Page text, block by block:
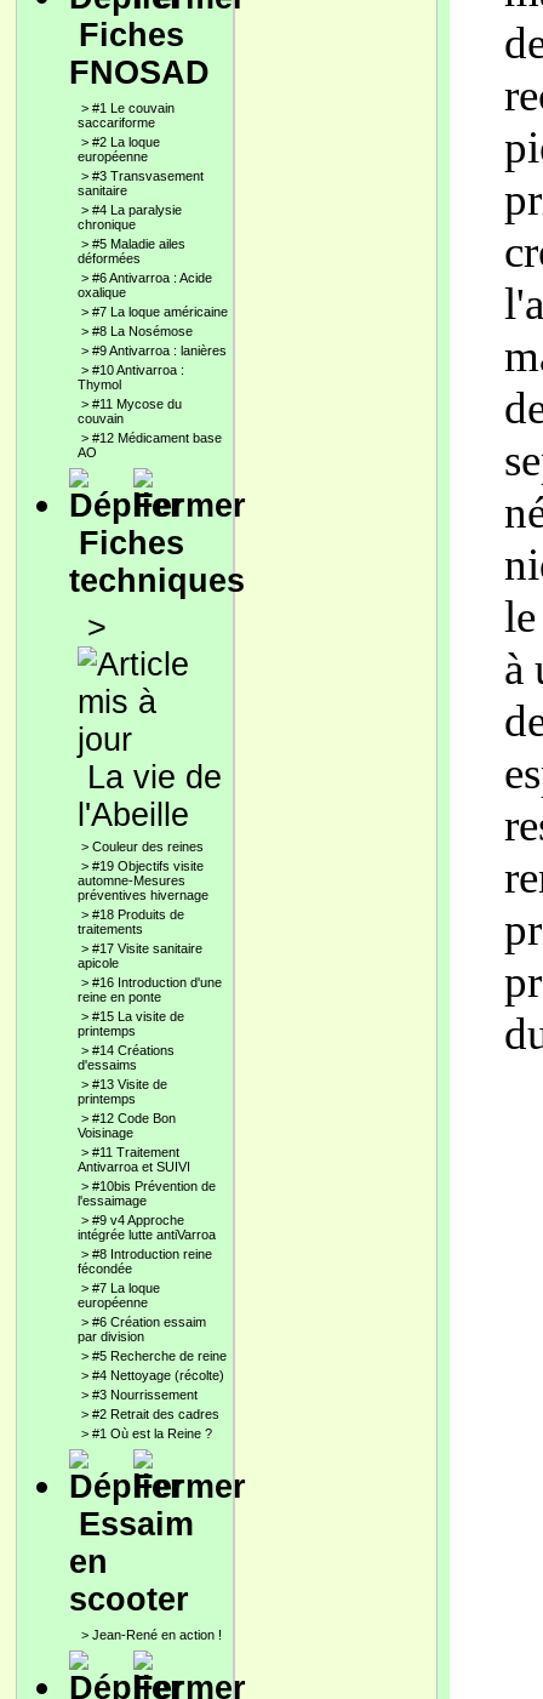
Fiches
FNOSAD
> #1 Le couvain
saccariforme
> #2 La loque
européenne
> #3 Transvasement
sanitaire
> #4 La paralysie
chronique
> #5 Maladie ailes
déformées
> #6 Antivarroa : Acide
oxalique
> #7 La loque américaine
> #8 La Nosémose
> #9 Antivarroa : lanières
> #10 Antivarroa :
Thymol
> #11 Mycose du
couvain
> #12 Médicament base
AO
Fiches
techniques
>
La vie de
l'Abeille
> Couleur des reines
> #19 Objectifs visite
automne-Mesures
préventives hivernage
> #18 Produits de
traitements
> #17 Visite sanitaire
apicole
> #16 Introduction d'une
reine en ponte
> #15 La visite de
printemps
> #14 Créations
d'essaims
> #13 Visite de
printemps
> #12 Code Bon
Voisinage
> #11 Traitement
Antivarroa et SUIVI
> #10bis Prévention de
l'essaimage
> #9 v4 Approche
intégrée lutte antiVarroa
> #8 Introduction reine
fécondée
> #7 La loque
européenne
> #6 Création essaim
par division
> #5 Recherche de reine
> #4 Nettoyage (récolte)
> #3 Nourrissement
> #2 Retrait des cadres
> #1 Où est la Reine ?
Essaim
en
scooter
> Jean-René en action !
à